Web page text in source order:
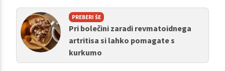
PREBERI ŠE
Pri bolečini zaradi revmatoidnega
artritisa si lahko pomagate s
kurkumo